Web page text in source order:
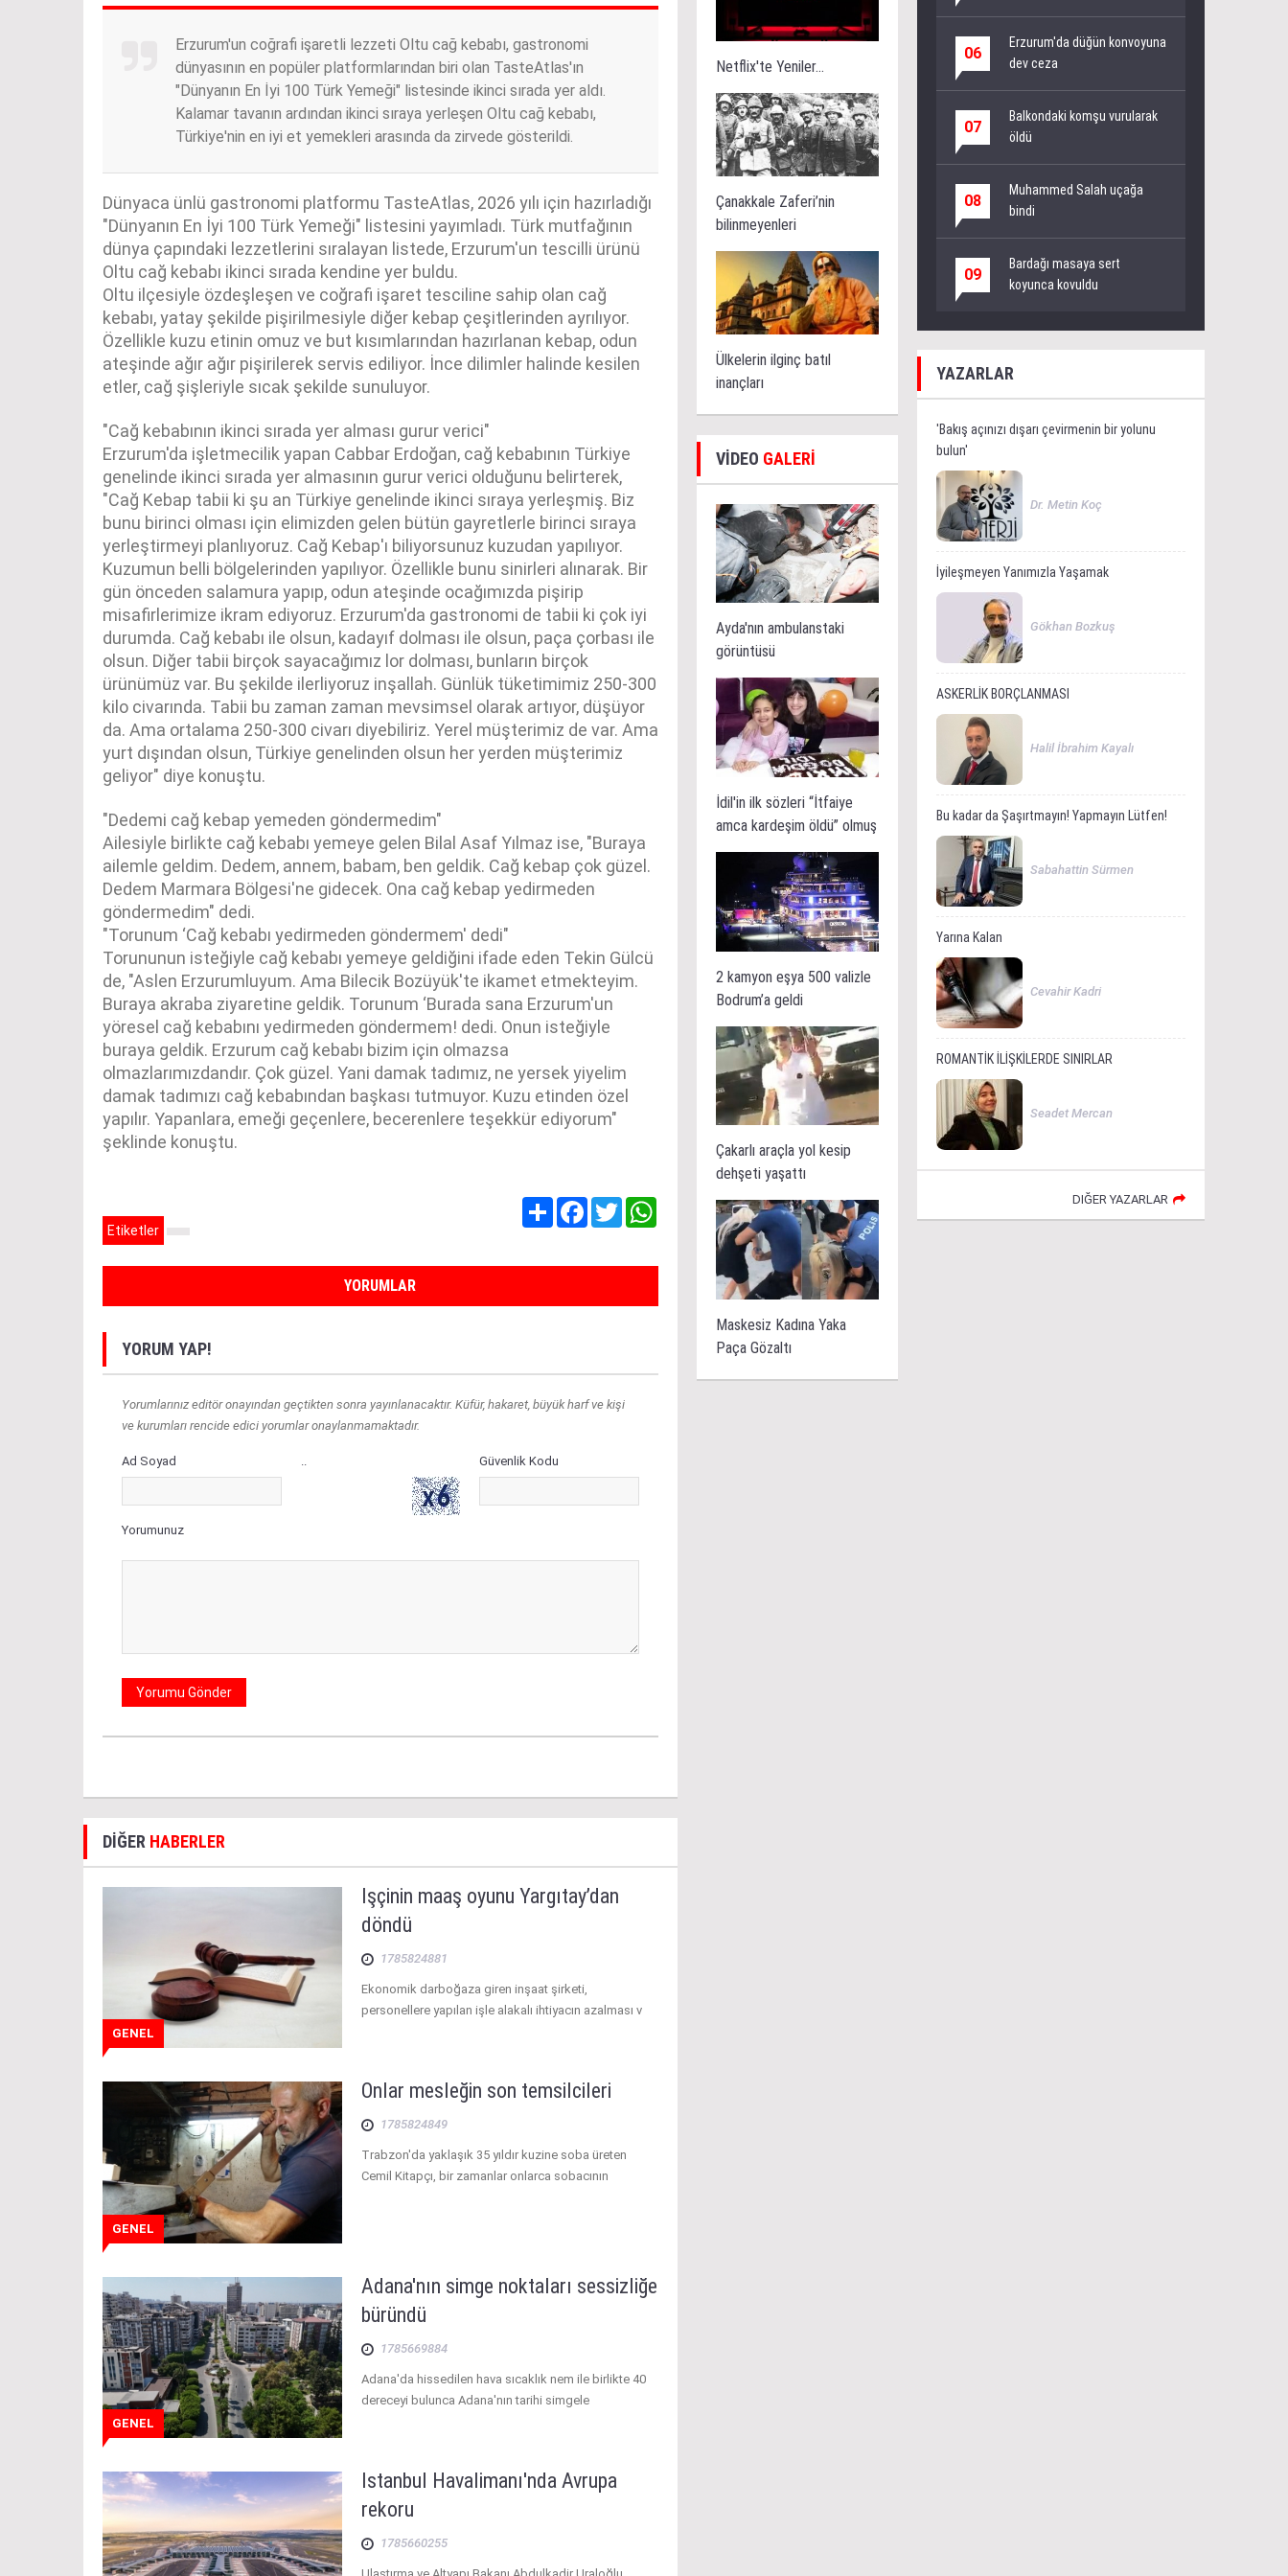
Erzurum'un coğrafi işaretli lezzeti Oltu cağ kebabı, gastronomi
dünyasının en popüler platformlarından biri olan TasteAtlas'ın
"Dünyanın En İyi 100 Türk Yemeği" listesinde ikinci sırada yer aldı.
Kalamar tavanın ardından ikinci sıraya yerleşen Oltu cağ kebabı,
Türkiye'nin en iyi et yemekleri arasında da zirvede gösterildi.
Dünyaca ünlü gastronomi platformu TasteAtlas, 2026 yılı için hazırladığı
"Dünyanın En İyi 100 Türk Yemeği" listesini yayımladı. Türk mutfağının
dünya çapındaki lezzetlerini sıralayan listede, Erzurum'un tescilli ürünü
Oltu cağ kebabı ikinci sırada kendine yer buldu.
Oltu ilçesiyle özdeşleşen ve coğrafi işaret tesciline sahip olan cağ
kebabı, yatay şekilde pişirilmesiyle diğer kebap çeşitlerinden ayrılıyor.
Özellikle kuzu etinin omuz ve but kısımlarından hazırlanan kebap, odun
ateşinde ağır ağır pişirilerek servis ediliyor. İnce dilimler halinde kesilen
etler, cağ şişleriyle sıcak şekilde sunuluyor.
"Cağ kebabının ikinci sırada yer alması gurur verici"
Erzurum'da işletmecilik yapan Cabbar Erdoğan, cağ kebabının Türkiye
genelinde ikinci sırada yer almasının gurur verici olduğunu belirterek,
"Cağ Kebap tabii ki şu an Türkiye genelinde ikinci sıraya yerleşmiş. Biz
bunu birinci olması için elimizden gelen bütün gayretlerle birinci sıraya
yerleştirmeyi planlıyoruz. Cağ Kebap'ı biliyorsunuz kuzudan yapılıyor.
Kuzumun belli bölgelerinden yapılıyor. Özellikle bunu sinirleri alınarak. Bir
gün önceden salamura yapıp, odun ateşinde ocağımızda pişirip
misafirlerimize ikram ediyoruz. Erzurum'da gastronomi de tabii ki çok iyi
durumda. Cağ kebabı ile olsun, kadayıf dolması ile olsun, paça çorbası ile
olsun. Diğer tabii birçok sayacağımız lor dolması, bunların birçok
ürünümüz var. Bu şekilde ilerliyoruz inşallah. Günlük tüketimimiz 250-300
kilo civarında. Tabii bu zaman zaman mevsimsel olarak artıyor, düşüyor
da. Ama ortalama 250-300 civarı diyebiliriz. Yerel müşterimiz de var. Ama
yurt dışından olsun, Türkiye genelinden olsun her yerden müşterimiz
geliyor" diye konuştu.
"Dedemi cağ kebap yemeden göndermedim"
Ailesiyle birlikte cağ kebabı yemeye gelen Bilal Asaf Yılmaz ise, "Buraya
ailemle geldim. Dedem, annem, babam, ben geldik. Cağ kebap çok güzel.
Dedem Marmara Bölgesi'ne gidecek. Ona cağ kebap yedirmeden
göndermedim" dedi.
"Torunum ‘Cağ kebabı yedirmeden göndermem' dedi"
Torununun isteğiyle cağ kebabı yemeye geldiğini ifade eden Tekin Gülcü
de, "Aslen Erzurumluyum. Ama Bilecik Bozüyük'te ikamet etmekteyim.
Buraya akraba ziyaretine geldik. Torunum ‘Burada sana Erzurum'un
yöresel cağ kebabını yedirmeden göndermem! dedi. Onun isteğiyle
buraya geldik. Erzurum cağ kebabı bizim için olmazsa
olmazlarımızdandır. Çok güzel. Yani damak tadımız, ne yersek yiyelim
damak tadımızı cağ kebabından başkası tutmuyor. Kuzu etinden özel
yapılır. Yapanlara, emeği geçenlere, becerenlere teşekkür ediyorum"
şeklinde konuştu.
Share Facebook
TwitterWhatsApp
Etiketler
YORUMLAR
YORUM YAP!
Yorumlarınız editör onayından geçtikten sonra yayınlanacaktır. Küfür, hakaret, büyük harf ve kişi
ve kurumları rencide edici yorumlar onaylanmamaktadır.
Ad Soyad Güvenlik Kodu
Yorumunuz
DİĞER HABERLER
GENEL
İşçinin maaş oyunu Yargıtay’dan
döndü
1785824881
Ekonomik darboğaza giren inşaat şirketi,
personellere yapılan işle alakalı ihtiyacın azalması v
GENEL
Onlar mesleğin son temsilcileri
1785824849
Trabzon'da yaklaşık 35 yıldır kuzine soba üreten
Cemil Kitapçı, bir zamanlar onlarca sobacının
GENEL
Adana'nın simge noktaları sessizliğe
büründü
1785669884
Adana'da hissedilen hava sıcaklık nem ile birlikte 40
dereceyi bulunca Adana'nın tarihi simgele
İstanbul Havalimanı'nda Avrupa
rekoru
1785660255
Netflix'te Yeniler...
Çanakkale Zaferi’nin
bilinmeyenleri
Ülkelerin ilginç batıl
inançları
VİDEO GALERİ
Ayda'nın ambulanstaki
görüntüsü
İdil'in ilk sözleri “İtfaiye
amca kardeşim öldü” olmuş
2 kamyon eşya 500 valizle
Bodrum’a geldi
Çakarlı araçla yol kesip
dehşeti yaşattı
Maskesiz Kadına Yaka
Paça Gözaltı
06
Erzurum'da düğün konvoyuna
dev ceza
07
Balkondaki komşu vurularak
öldü
08
Muhammed Salah uçağa
bindi
09
Bardağı masaya sert
koyunca kovuldu
YAZARLAR
'Bakış açınızı dışarı çevirmenin bir yolunu
bulun'
Dr. Metin Koç
İyileşmeyen Yanımızla Yaşamak
Gökhan Bozkuş
ASKERLİK BORÇLANMASI
Halil İbrahim Kayalı
Bu kadar da Şaşırtmayın! Yapmayın Lütfen!
Sabahattin Sürmen
Yarına Kalan
Cevahir Kadri
ROMANTİK İLİŞKİLERDE SINIRLAR
Seadet Mercan
DIĞER YAZARLAR